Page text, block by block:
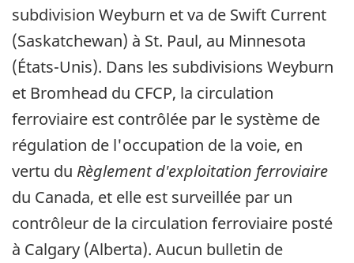
subdivision Weyburn et va de Swift Current
(Saskatchewan) à St. Paul, au Minnesota
(États-Unis). Dans les subdivisions Weyburn
et Bromhead du CFCP, la circulation
ferroviaire est contrôlée par le système de
régulation de l'occupation de la voie, en
vertu du Règlement d'exploitation ferroviaire
du Canada, et elle est surveillée par un
contrôleur de la circulation ferroviaire posté
à Calgary (Alberta). Aucun bulletin de